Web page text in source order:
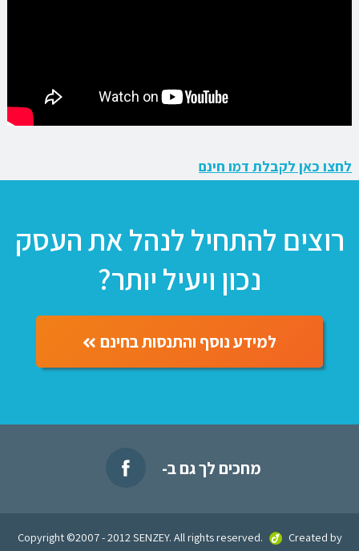
לחצו כאן לקבלת דמו חינם
רוצים להתחיל לנהל את העסק
נכון ויעיל יותר?
למידע נוסף והתנסות בחינם
מחכים לך גם ב-
Copyright ©2007 - 2012 SENZEY. All rights reserved. Created by